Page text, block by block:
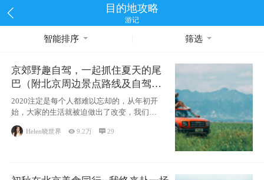
目的地攻略
游记
智能排序 筛选
京郊野趣自驾，一起抓住夏天的尾
巴（附北京周边景点路线及自驾攻
略）
2020注定是每个人都难以忘却的，从年初开
始，大家的生活就被迫做出了改变，我们也
不例外。本来双双辞职是为
Helen晓世界 9.2万 29